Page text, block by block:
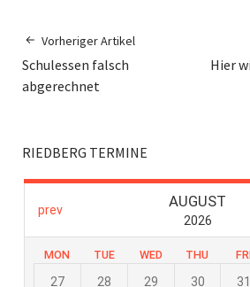
Vorheriger Artikel
Schulessen falsch
abgerechnet
Hier
RIEDBERG TERMINE